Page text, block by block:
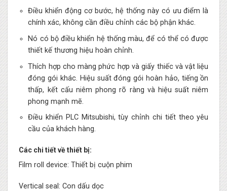
Điều khiển động cơ bước, hệ thống này có ưu điểm là
chính xác, không cần điều chỉnh các bộ phận khác.
Nó có bộ điều khiển hệ thống màu, để có thể có được
thiết kế thương hiệu hoàn chỉnh.
Thích hợp cho màng phức hợp và giấy thiếc và vật liệu
đóng gói khác. Hiệu suất đóng gói hoàn hảo, tiếng ồn
thấp, kết cấu niêm phong rõ ràng và hiệu suất niêm
phong mạnh mẽ.
Điều khiển PLC Mitsubishi, tùy chỉnh chi tiết theo yêu
cầu của khách hàng.
Các chi tiết về thiết bị:
Film roll device: Thiết bị cuộn phim
Vertical seal: Con dấu dọc